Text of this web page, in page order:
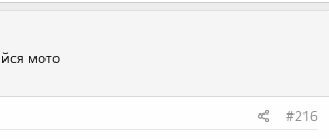
мото
#216